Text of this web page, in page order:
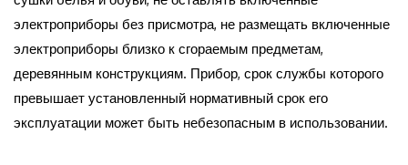
электроприборы без присмотра, не размещать включенные
электроприборы близко к сгораемым предметам,
деревянным конструкциям. Прибор, срок службы которого
превышает установленный нормативный срок его
эксплуатации может быть небезопасным в использовании.